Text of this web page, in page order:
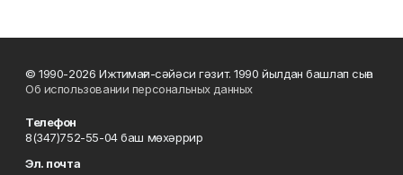
© 1990-2026 Ижтимағи-сәйәси гәзит. 1990 йылдан башлап сыға
Об использовании персональных данных
Телефон
8(347)752-55-04 баш мөхәррир
Эл. почта